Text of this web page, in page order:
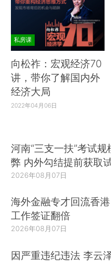
私房课
向松祚：宏观经济70
讲，带你了解国内外
经济大局
2022年04月06日
河南“三支一扶”考试规
弊 内外勾结提前获取
2026年08月07日
海外金融专才回流香
工作签证翻倍
2026年08月07日
因严重违纪违法 李云